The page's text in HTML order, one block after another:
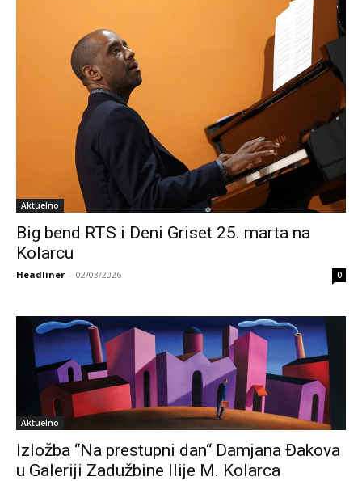
Aktuelno
Big bend RTS i Deni Griset 25. marta na
Kolarcu
Headliner - 02/03/2026 0
Aktuelno
Izložba “Na prestupni dan“ Damjana Đakova
u Galeriji Zadužbine Ilije M. Kolarca